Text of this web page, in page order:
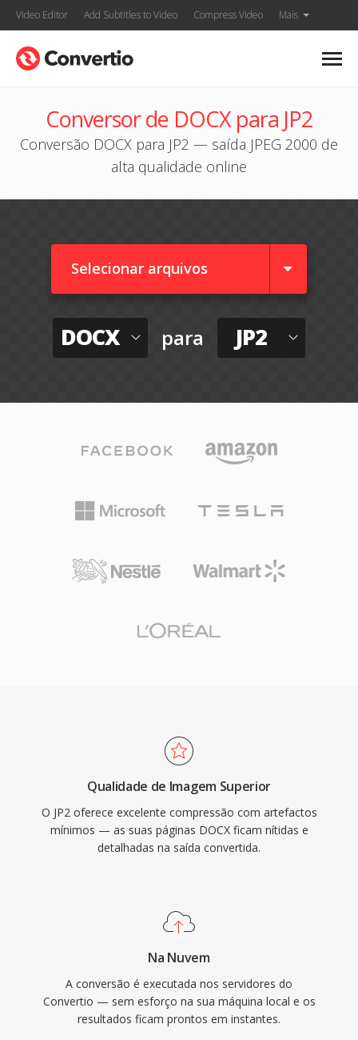
Video Editor Add Subtitles to Video Compress Video Mais
Conversor de DOCX para JP2
Conversão DOCX para JP2 — saída JPEG 2000 de
alta qualidade online
Selecionar arquivos
DOCX para JP2
Qualidade de Imagem Superior
O JP2 oferece excelente compressão com artefactos
mínimos — as suas páginas DOCX ficam nítidas e
detalhadas na saída convertida.
Na Nuvem
A conversão é executada nos servidores do
Convertio — sem esforço na sua máquina local e os
resultados ficam prontos em instantes.